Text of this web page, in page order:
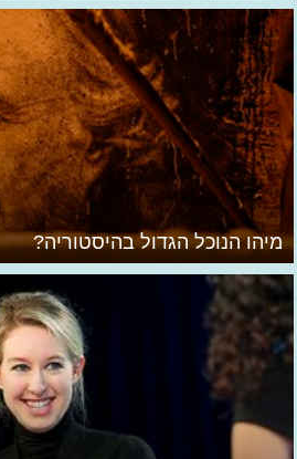
מיהו הנוכל הגדול בהיסטוריה?